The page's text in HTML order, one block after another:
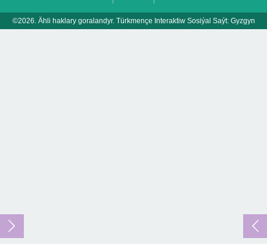
©2026. Ähli haklary goralandyr. Türkmençe Interaktiw Sosiýal Saýt: Gyzgyn